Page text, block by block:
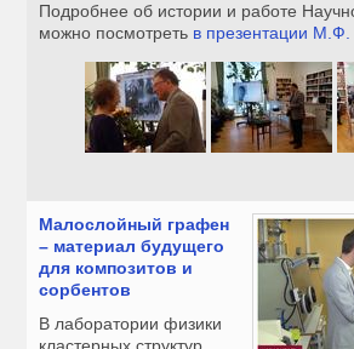
Подробнее об истории и работе
можно посмотреть в презентации
Малослойный графен
– материал будущего
для композитов и
сорбентов
В лаборатории физики